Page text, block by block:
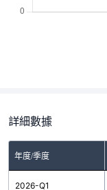
詳細數據
年度/季度
2026-Q1